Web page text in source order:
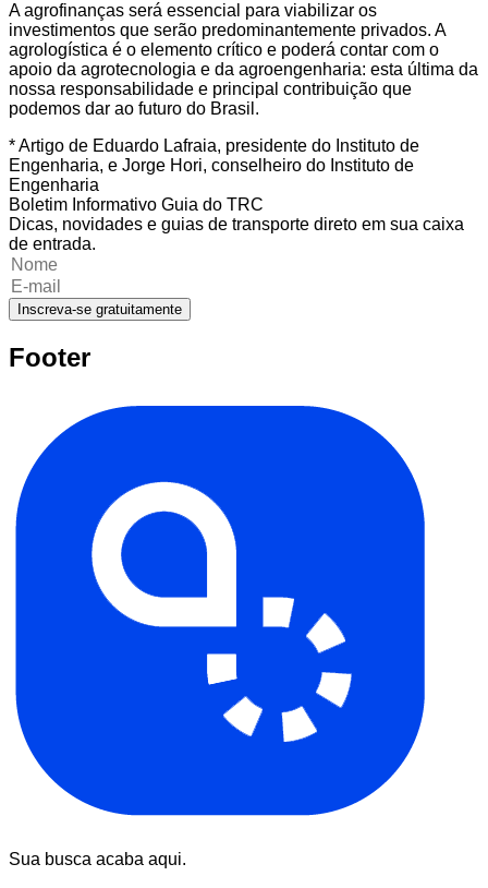
A agrofinanças será essencial para viabilizar os
investimentos que serão predominantemente privados. A
agrologística é o elemento crítico e poderá contar com o
apoio da agrotecnologia e da agroengenharia: esta última da
nossa responsabilidade e principal contribuição que
podemos dar ao futuro do Brasil.
* Artigo de Eduardo Lafraia, presidente do Instituto de
Engenharia, e Jorge Hori, conselheiro do Instituto de
Engenharia
Boletim Informativo Guia do TRC
Dicas, novidades e guias de transporte direto em sua caixa
de entrada.
Inscreva-se gratuitamente
Footer
Sua busca acaba aqui.